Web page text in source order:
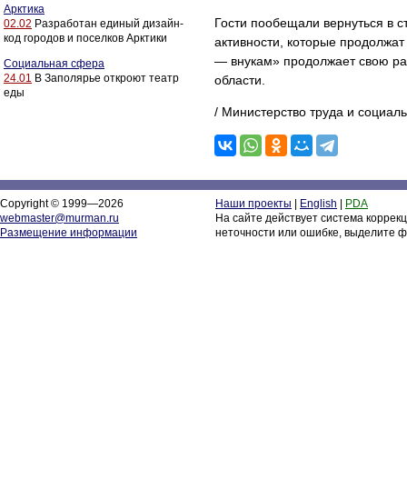
Арктика
02.02 Разработан единый дизайн-
код городов и поселков Арктики
Социальная сфера
24.01 В Заполярье откроют театр
еды
Гости пообещали вернуться в
активности, которые
— внукам» продолжает свою
области.
/ Министерство труда и
Copyright © 1999—2026
webmaster@murman.ru
Размещение информации
Наши проекты English
PDA
На сайте действует система
неточности или ошибке, выделите